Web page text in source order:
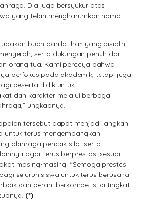
Dia juga bersyukur atas
yang telah mengharumkan nama
buah dari latihan yang disiplin,
serta dukungan penuh dari
orang tua. Kami percaya bahwa
berfokus pada akademik, tetapi juga
peserta didik untuk
dan karakter melalui berbagai
ungkapnya.
tersebut dapat menjadi langkah
untuk terus mengembangkan
olahraga pencak silat serta
agar terus berprestasi sesuai
masing-masing. “Semoga prestasi
seluruh siswa untuk terus berusaha
dan berani berkompetisi di tingkat
(*)